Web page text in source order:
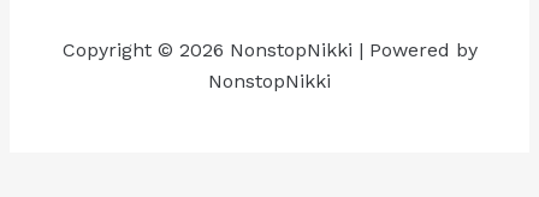
Copyright © 2026 NonstopNikki | Powered by
NonstopNikki